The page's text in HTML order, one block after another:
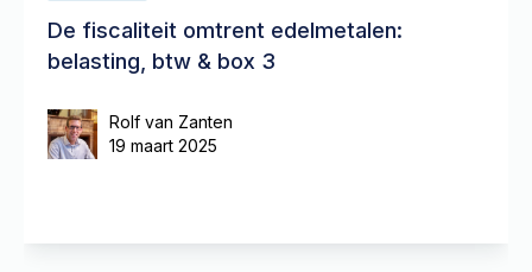
De fiscaliteit omtrent edelmetalen:
belasting, btw & box 3
Rolf van Zanten
19 maart 2025